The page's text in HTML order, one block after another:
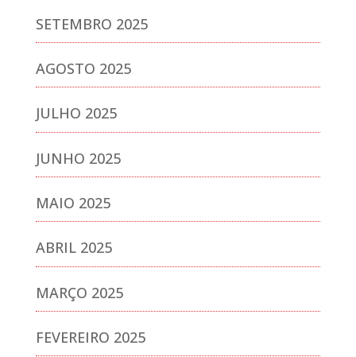
SETEMBRO 2025
AGOSTO 2025
JULHO 2025
JUNHO 2025
MAIO 2025
ABRIL 2025
MARÇO 2025
FEVEREIRO 2025